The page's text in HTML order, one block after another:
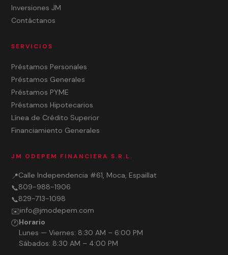
Inversiones JM
Contáctanos
SERVICIOS
Préstamos Personales
Préstamos Generales
Préstamos PYME
Préstamos Hipotecarios
Línea de Crédito Superior
Financiamiento Generales
JM ODEPEM FINANCIERA S.R.L.
📍Calle Independencia #61, Moca, Espaillat
📞809-988-1906
📞829-713-1098
✉️info@jmodepem.com
🕐Horario
Lunes — Viernes: 8:30 AM – 6:00 PM
Sábados: 8:30 AM – 4:00 PM